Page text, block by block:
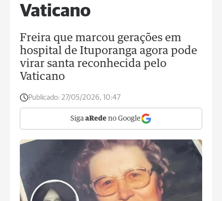
Vaticano
Freira que marcou gerações em
hospital de Ituporanga agora pode
virar santa reconhecida pelo
Vaticano
Publicado: 27/05/2026, 10:47
Siga aRede no Google